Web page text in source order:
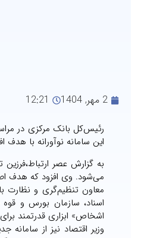
2 مهر, 1404 12:21
رئیس‌کل بانک مرکزی در
این سامانه نوآورانه با
به گزارش عصر
می‌شود. وی افزود که هدف
معاون تنظیم‌گری و نظارت
اسناد، سازمان بورس و
اشخاص» ابزاری قدرتمند
وزیر اقتصاد نیز از سامانه